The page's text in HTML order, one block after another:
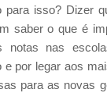
isso? Dizer
saber o que é
notas nas
e por legar aos
para as novas